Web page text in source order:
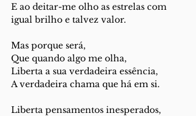
E ao deitar-me olho as estrelas com
igual brilho e talvez valor.
Mas porque será,
Que quando algo me olha,
Liberta a sua verdadeira essência,
A verdadeira chama que há em si.
Liberta pensamentos inesperados,